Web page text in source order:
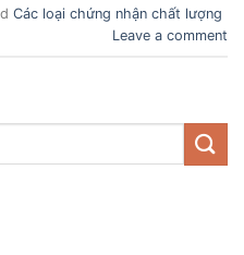
Các loại chứng nhận chất lượng
Leave a comment